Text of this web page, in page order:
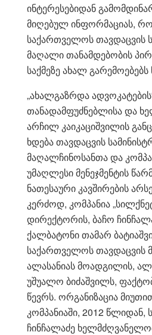
ინტერესებიდან
მიღებულ ინფორმაციას,
საქართველოს თავდაცვის
მაღალი თანამდებობის
საქმეზე ახალ
„ახალგაზრდა
თანადამფუძნებლისა და
არჩილ კაიკაციშვილის
ხდება თავდაცვის
მაღალჩინოსანთა და
უმაღლესი მენეჯმენტის
ნათესაური კავშირების
კერძოდ, კომპანია
დირექტორის, ბაჩო
ქალბატონი თამარ
საქართველოს თავდაცვის
ალასანიას მოადგილის,
უშუალო ბიძაშვილს,
წევრს. ორგანიზაცია
კომპანიაში, 2012
ჩინჩალაძე